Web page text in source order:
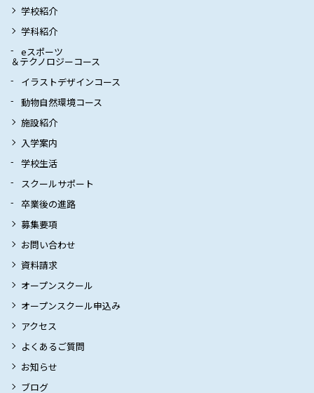
学校紹介
学科紹介
eスポーツ
＆テクノロジーコース
イラストデザインコース
動物自然環境コース
施設紹介
入学案内
学校生活
スクールサポート
卒業後の進路
募集要項
お問い合わせ
資料請求
オープンスクール
オープンスクール申込み
アクセス
よくあるご質問
お知らせ
ブログ